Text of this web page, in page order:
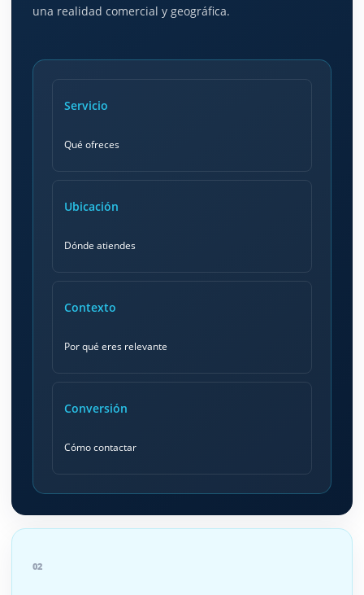
una realidad comercial y geográfica.
Servicio
Qué ofreces
Ubicación
Dónde atiendes
Contexto
Por qué eres relevante
Conversión
Cómo contactar
02